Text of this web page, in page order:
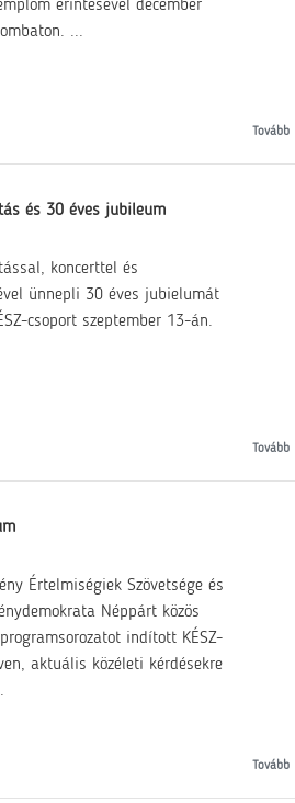
érintésével december
...
Tovább
és 30 éves jubileum
koncerttel és
ünnepli 30 éves jubielumát
csoport szeptember 13-án.
Tovább
Értelmiségiek Szövetsége és
Néppárt közös
indított KÉSZ-
aktuális közéleti kérdésekre
Tovább